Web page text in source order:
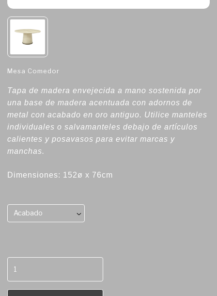
Mesa Comedor
Tapa de madera envejecida a mano sostenida por
una base de madera acentuada con adornos de
metal con acabado en oro antiguo. Utilice manteles
individuales o salvamanteles debajo de artículos
calientes y posavasos para evitar marcas y
manchas.
Dimensiones: 152ø x 76cm
Acabado